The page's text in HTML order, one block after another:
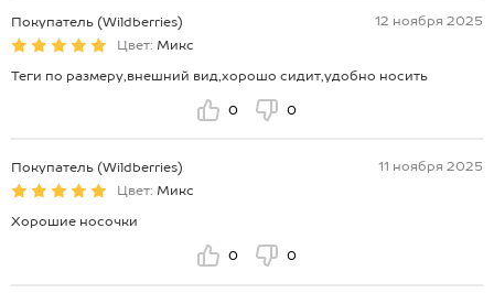
Покупатель (Wildberries)
12 ноября 2025
Цвет: Микс
Теги по размеру,внешний вид,хорошо сидит,удобно носить
0 0
Покупатель (Wildberries)
11 ноября 2025
Цвет: Микс
Хорошие носочки
0 0